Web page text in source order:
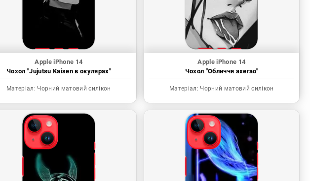
Apple iPhone 14
Чохол "Jujutsu Kaisen в окулярах"
Матеріал: Чорний матовий силікон
Apple iPhone 14
Чохол "Обличчя ахегао"
Матеріал: Чорний матовий силікон